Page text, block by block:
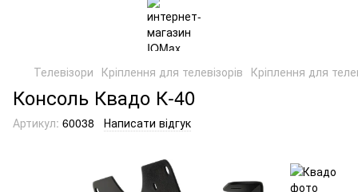
Телевізори Кріплення для телевізорів Кріплення для
Консоль Квадо К-40
Артикул: 60038 Написати відгук